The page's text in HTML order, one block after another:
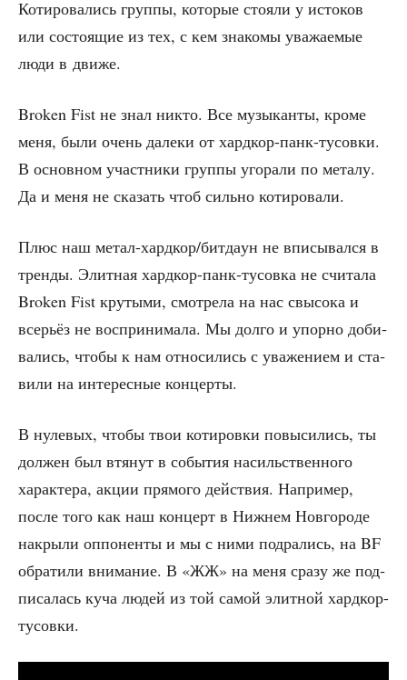
Коти­ро­ва­лись груп­пы, кото­рые сто­я­ли у исто­ков
или состо­я­щие из тех, с кем зна­ко­мы ува­жа­е­мые
люди в движе.
Broken Fist не знал никто. Все музы­кан­ты, кро­ме
меня, были очень дале­ки от хард­кор-панк-тусов­ки.
В основ­ном участ­ни­ки груп­пы уго­ра­ли по мета­лу.
Да и меня не ска­зать чтоб силь­но котировали.
Плюс наш метал-хард­кор/­бит­да­ун не впи­сы­вал­ся в
трен­ды. Элит­ная хард­кор-панк-тусов­ка не счи­та­ла
Broken Fist кру­ты­ми, смот­ре­ла на нас свы­со­ка и
все­рьёз не вос­при­ни­ма­ла. Мы дол­го и упор­но доби­
ва­лись, что­бы к нам отно­си­лись с ува­же­ни­ем и ста­
ви­ли на инте­рес­ные концерты.
В нуле­вых, что­бы твои коти­ров­ки повы­си­лись, ты
дол­жен был втя­нут в собы­тия насиль­ствен­но­го
харак­те­ра, акции пря­мо­го дей­ствия. Напри­мер,
после того как наш кон­церт в Ниж­нем Нов­го­ро­де
накры­ли оппо­нен­ты и мы с ними подра­лись, на BF
обра­ти­ли вни­ма­ние. В «ЖЖ» на меня сра­зу же под­
пи­са­лась куча людей из той самой элит­ной хардкор-
тусовки.